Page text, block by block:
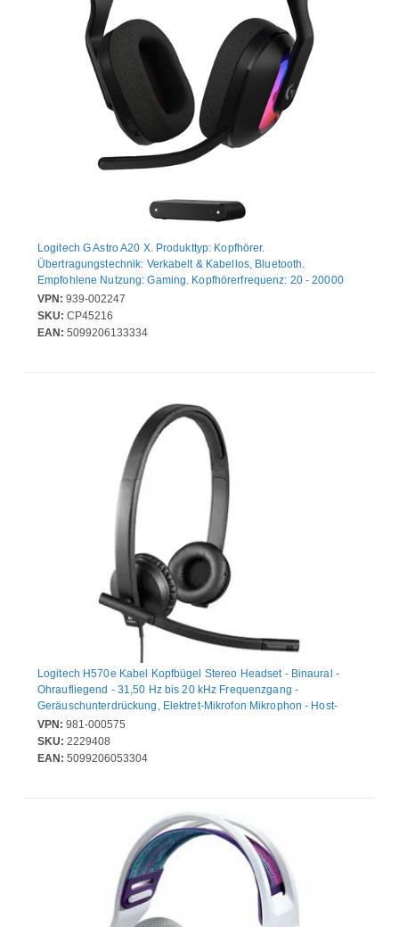
Logitech G Astro A20 X. Produkttyp: Kopfhörer.
Übertragungstechnik: Verkabelt & Kabellos, Bluetooth.
Empfohlene Nutzung: Gaming. Kopfhörerfrequenz: 20 - 20000
Hz. Kabellose Reichweite: 30 m. Gewicht: 290 g. Produktfarbe:
Schwarz
VPN: 939-002247
SKU: CP45216
EAN: 5099206133334
Logitech H570e Kabel Kopfbügel Stereo Headset - Binaural -
Ohraufliegend - 31,50 Hz bis 20 kHz Frequenzgang -
Geräuschunterdrückung, Elektret-Mikrofon Mikrophon - Host-
Schnittstelle: USB
VPN: 981-000575
SKU: 2229408
EAN: 5099206053304